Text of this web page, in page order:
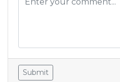
Submit